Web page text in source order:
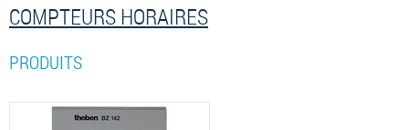
COMPTEURS HORAIRES
PRODUITS